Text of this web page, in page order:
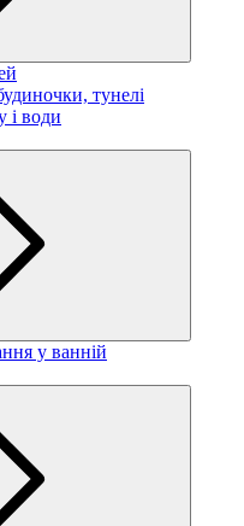
тунелі
і води
у ванній